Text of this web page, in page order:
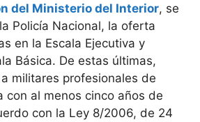
del Ministerio del Interior, se
Policía Nacional, la oferta
en la Escala Ejecutiva y
Básica. De estas últimas,
militares profesionales de
con al menos cinco años de
con la Ley 8/2006, de 24